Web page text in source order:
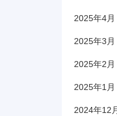
2025年4月
2025年3月
2025年2月
2025年1月
2024年12